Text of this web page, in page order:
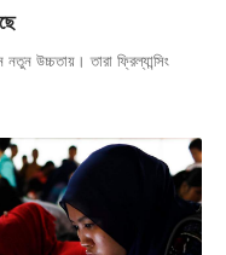
নতুন উচ্চতায়। তারা ফ্রিল্যান্সিং